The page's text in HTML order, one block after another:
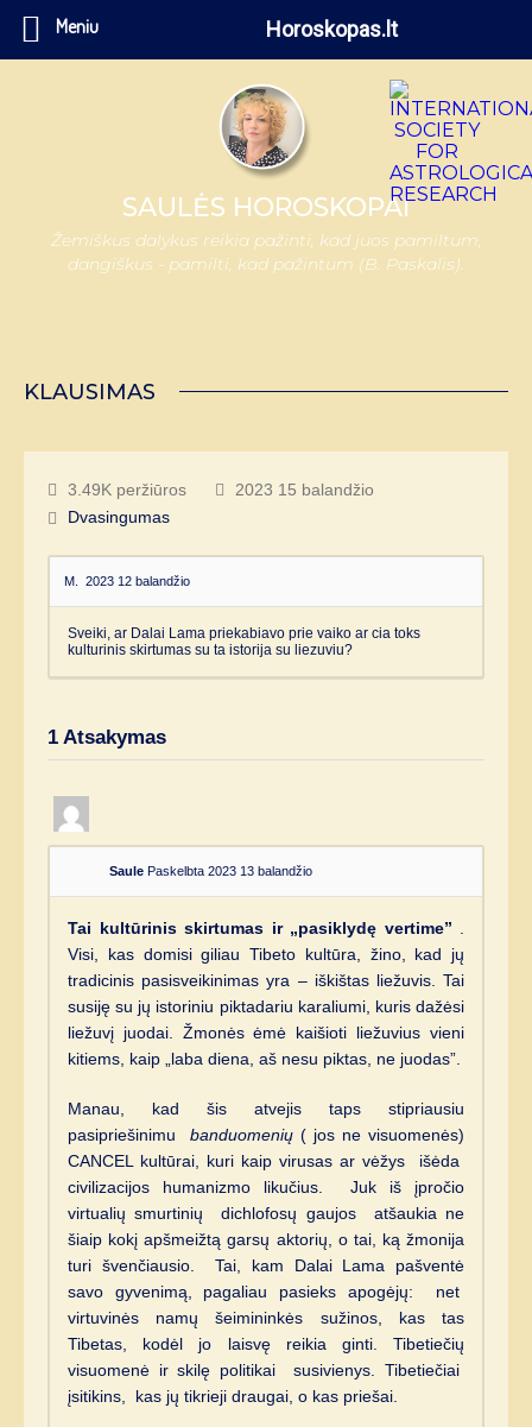
SAULĖS HOROSKOPAI
Žemiškus dalykus reikia pažinti, kad juos pamiltum,
dangiškus - pamilti, kad pažintum (B. Paskalis).
KLAUSIMAS
3.49K peržiūros
2023 15 balandžio
Dvasingumas
M. 2023 12 balandžio
Sveiki, ar Dalai Lama priekabiavo prie vaiko ar cia toks
kulturinis skirtumas su ta istorija su liezuviu?
1 Atsakymas
Saule Paskelbta 2023 13 balandžio
Tai kultūrinis skirtumas ir „pasiklydę vertime”
Visi, kas domisi giliau Tibeto kultūra, žino, kad jų
tradicinis pasisveikinimas yra – iškištas liežuvis. Tai
susiję su jų istoriniu piktadariu karaliumi, kuris dažėsi
liežuvį juodai. Žmonės ėmė kaišioti liežuvius vieni
kitiems, kaip „laba diena, aš nesu piktas, ne juodas”.
Manau, kad šis atvejis taps stipriausiu
pasipriešinimu banduomenių ( jos ne visuomenės)
CANCEL kultūrai, kuri kaip virusas ar vėžys išėda
civilizacijos humanizmo likučius. Juk iš įpročio
virtualių smurtinių dichlofosų gaujos atšaukia ne
šiaip kokį apšmeižtą garsų aktorių, o tai, ką žmonija
turi švenčiausio. Tai, kam Dalai Lama pašventė
savo gyvenimą, pagaliau pasieks apogėjų: net
virtuvinės namų šeimininkės sužinos, kas tas
Tibetas, kodėl jo laisvę reikia ginti. Tibetiečių
visuomenė ir skilę politikai susivienys. Tibetiečiai
įsitikins, kas jų tikrieji draugai, o kas priešai.
Meniu Horoskopas.lt